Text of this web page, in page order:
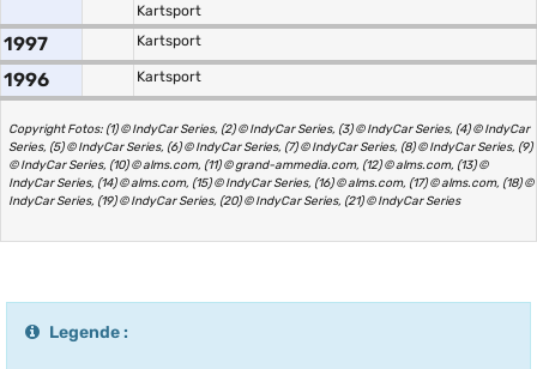
Kartsport
1997 Kartsport
1996 Kartsport
Copyright Fotos: (1) © IndyCar Series, (2) © IndyCar Series, (3) © IndyCar Series, (4) © IndyCar
Series, (5) © IndyCar Series, (6) © IndyCar Series, (7) © IndyCar Series, (8) © IndyCar Series, (9)
© IndyCar Series, (10) © alms.com, (11) © grand-ammedia.com, (12) © alms.com, (13) ©
IndyCar Series, (14) © alms.com, (15) © IndyCar Series, (16) © alms.com, (17) © alms.com, (18) ©
IndyCar Series, (19) © IndyCar Series, (20) © IndyCar Series, (21) © IndyCar Series
Legende :